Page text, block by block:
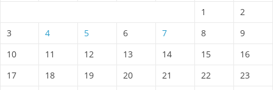
1
2
3
4 5 6 7 8
9
10
11 12 13 14 15
16
17
18 19 20 21 22
23